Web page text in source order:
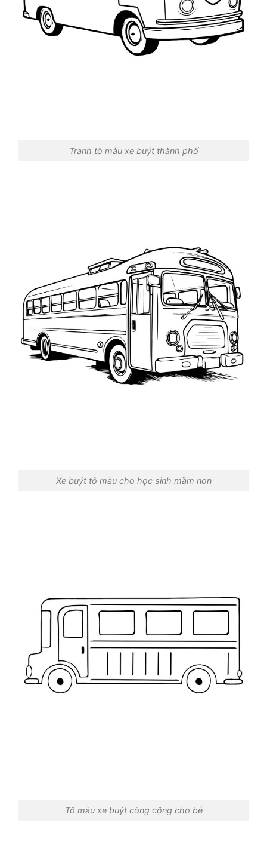
Tranh tô màu xe buýt thành phố
Xe buýt tô màu cho học sinh mầm non
Tô màu xe buýt công cộng cho bé